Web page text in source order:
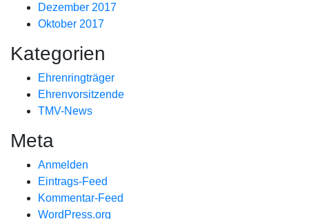
Dezember 2017
Oktober 2017
Kategorien
Ehrenringträger
Ehrenvorsitzende
TMV-News
Meta
Anmelden
Eintrags-Feed
Kommentar-Feed
WordPress.org